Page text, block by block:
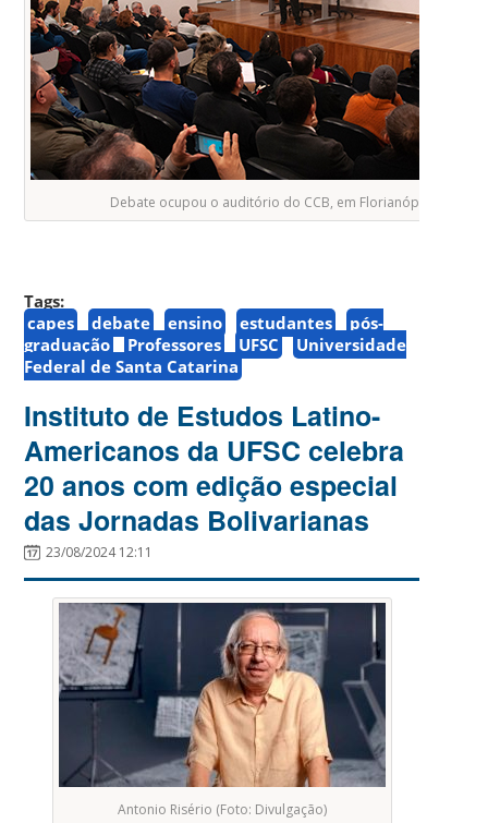
Debate ocupou o auditório do CCB, em Florianópolis
Tags:
capes
debate ensino estudantes
pós-
graduação
Professores UFSC
Universidade
Federal de Santa Catarina
Instituto de Estudos Latino-
Americanos da UFSC celebra
20 anos com edição especial
das Jornadas Bolivarianas
23/08/2024 12:11
Antonio Risério (Foto: Divulgação)